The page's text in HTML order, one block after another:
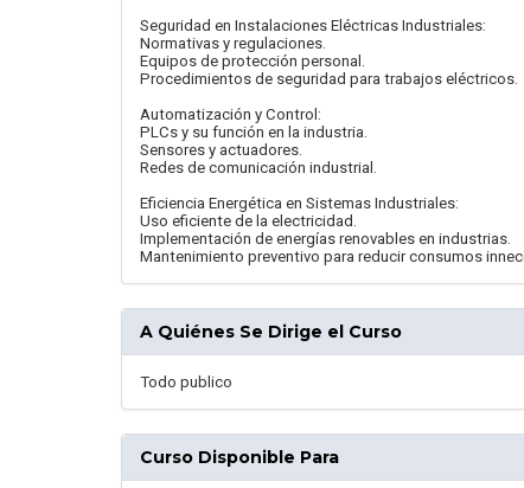
Seguridad en Instalaciones Eléctricas Industriales:
Normativas y regulaciones.
Equipos de protección personal.
Procedimientos de seguridad para trabajos eléctricos.
Automatización y Control:
PLCs y su función en la industria.
Sensores y actuadores.
Redes de comunicación industrial.
Eficiencia Energética en Sistemas Industriales:
Uso eficiente de la electricidad.
Implementación de energías renovables en industrias.
Mantenimiento preventivo para reducir consumos
A Quiénes Se Dirige el Curso
Todo publico
Curso Disponible Para